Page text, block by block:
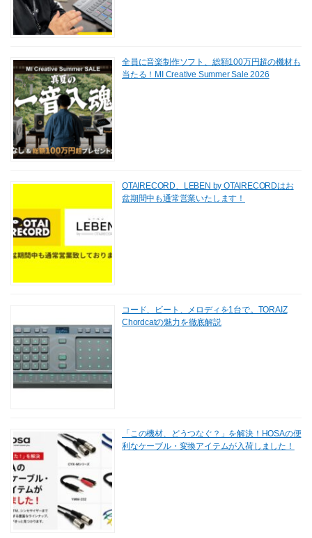
全員に音楽制作ソフト、総額100万円超の機材も
当たる！MI Creative Summer Sale 2026
OTAIRECORD、LEBEN by OTAIRECORDはお
盆期間中も通常営業いたします！
コード、ビート、メロディを1台で。TORAIZ
Chordcatの魅力を徹底解説
「この機材、どうつなぐ？」を解決！HOSAの便
利なケーブル・変換アイテムが入荷しました！